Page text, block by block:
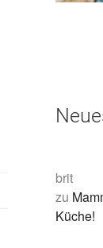
brit
zu
Küche!